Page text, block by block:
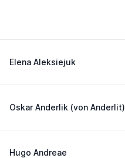
Elena Aleksiejuk
Oskar Anderlik (von Anderlit)
Hugo Andreae